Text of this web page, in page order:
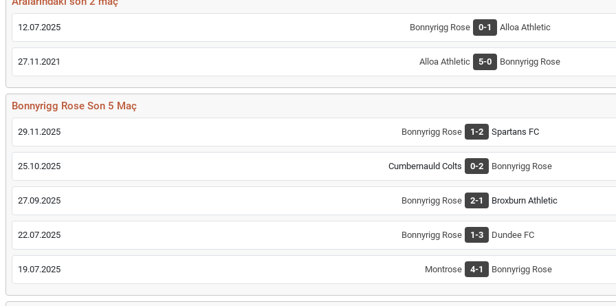
12.07.2025 Bonnyrigg Rose 0-1 Alloa Athletic
27.11.2021 Alloa Athletic 5-0 Bonnyrigg Rose
Bonnyrigg Rose Son 5 Maç
29.11.2025 Bonnyrigg Rose 1-2 Spartans FC
25.10.2025 Cumbernauld Colts 0-2 Bonnyrigg Rose
27.09.2025 Bonnyrigg Rose 2-1 Broxburn Athletic
22.07.2025 Bonnyrigg Rose 1-3 Dundee FC
19.07.2025 Montrose 4-1 Bonnyrigg Rose